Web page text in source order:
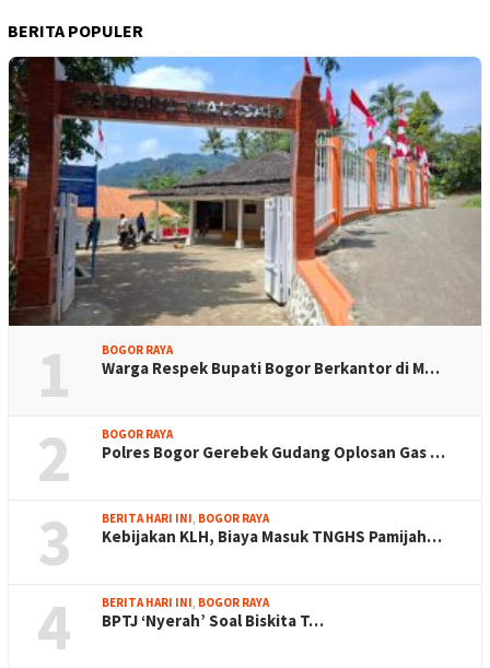
BERITA POPULER
1 BOGOR RAYA
Warga Respek Bupati Bogor Berkantor di M…
2 BOGOR RAYA
Polres Bogor Gerebek Gudang Oplosan Gas …
3 BERITA HARI INI BOGOR RAYA
Kebijakan KLH, Biaya Masuk TNGHS Pamijah…
4 BERITA HARI INI BOGOR RAYA
BPTJ ‘Nyerah’ Soal Biskita T…